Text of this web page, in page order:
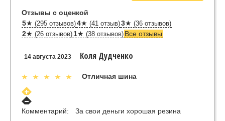
Отзывы с оценкой
5★ (295 отзывов)4★ (41 отзыв)3★ (36 отзывов)
2★ (26 отзывов) 1★ (38 отзывов) Все отзывы
14 августа 2023 Коля Дудченко
Отличная шина
Комментарий: За свои деньги хорошая резина